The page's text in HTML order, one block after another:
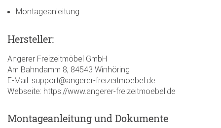
Montageanleitung
Hersteller:
Angerer Freizeitmöbel GmbH
Am Bahndamm 8, 84543 Winhöring
E-Mail: support@angerer-freizeitmoebel.de
Webseite: https://www.angerer-freizeitmoebel.de
Montageanleitung und Dokumente